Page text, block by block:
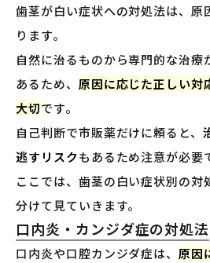
歯茎が白い症状への対処法は、原
ります。
自然に治るものから専門的な治療
あるため、 原因に応じた正しい対
大切です。
自己判断で市販薬だけに頼ると、
逃すリスクもあるため注意が必要
ここでは、歯茎の白い症状別の対
分けて見ていきます。
口内炎・カンジダ症の対処法
口内炎や口腔カンジダ症は、原因